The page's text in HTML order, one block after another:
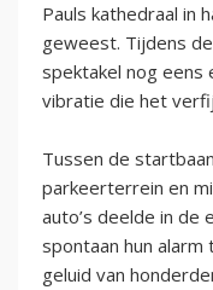
Pauls kathedraal in
geweest. Tijdens
spektakel nog
vibratie die het
Tussen de
parkeerterrein en
auto’s deelde in de
spontaan hun
geluid van